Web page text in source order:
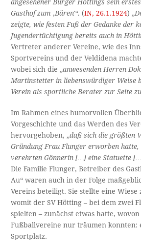
angesehener Bürger Höttings sein
Gasthof zum‚Bären'“.(IN, 26.1.1924) „
zeigte, wie festen Fuß der Gedanke der
Jugendertüchtigung bereits auch in
Vertreter anderer Vereine, wie des
Sportvereins und der Veldidena
wobei sich die „anwesenden Herren
Martinstetter in liebenswürdiger Weise
Verein als sportliche Berater zur Seite
Im Rahmen eines humorvollen
Vorgeschichte und das Werden des
hervorgehoben, „daß sich die größten
Gründung Frau Flunger erworben
verehrten Gönnerin […] eine Statuette
Die Familie Flunger, Betreiber des
Au“ waren auch in der Folge
Vereins beteiligt. Sie stellte eine Wiese
womit der SV Hötting – bei dem zwei
spielten – zunächst etwas hatte,
Fußballvereine nur träumen konnten:
Sportplatz.